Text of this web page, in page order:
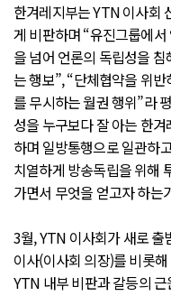
한겨레지부는 YTN 이사회
게 비판하며 “유진그룹에
을 넘어 언론의 독립성을
는 행보”, “단체협약을 위
를 무시하는 월권 행위”라
성을 누구보다 잘 아는 한
하며 일방통행으로 일관하
치열하게 방송독립을 위해
가면서 무엇을 얻고자 하는
3월, YTN 이사회가 새로 출
이사(이사회 의장)를 비롯
YTN 내부 비판과 갈등의